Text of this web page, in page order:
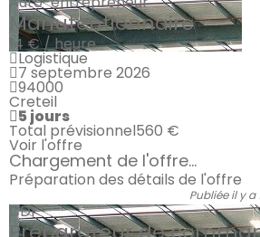
Manutentionnaire
14 € / heure
Logistique
7 septembre 2026
94000
Creteil
5 jours
Total prévisionnel560 €
Voir l'offre
Chargement de l'offre...
Préparation des détails de l'offre
Publiée il y a
CDI